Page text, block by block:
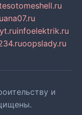
infoelektrik.ru
oopslady.ru
и